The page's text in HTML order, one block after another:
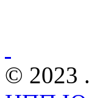
© 2023